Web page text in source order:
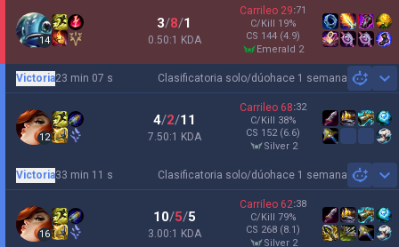
14
3/8/1
0.50:1 KDA
Carrileo 29:71
C/Kill 19%
CS 144 (4.9)
emerald 2
Clasificatoria solo/dúohace 1 semana
Victoria23 min 07 s
12
4/2/11
7.50:1 KDA
Carrileo 68:32
C/Kill 38%
CS 152 (6.6)
silver 2
Clasificatoria solo/dúohace 1 semana
Victoria33 min 11 s
16
10/5/5
3.00:1 KDA
Carrileo 62:38
C/Kill 79%
CS 268 (8.1)
silver 2